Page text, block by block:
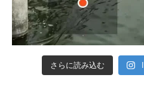
さらに読み込む